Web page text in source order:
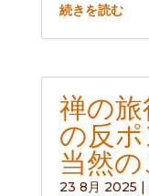
続きを読む
禅の
の反
当然
23 8月 2025 |